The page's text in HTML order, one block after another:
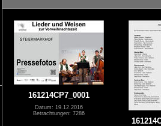
161214CP7_0001
Datum: 19.12.2016
Betrachtungen: 7286